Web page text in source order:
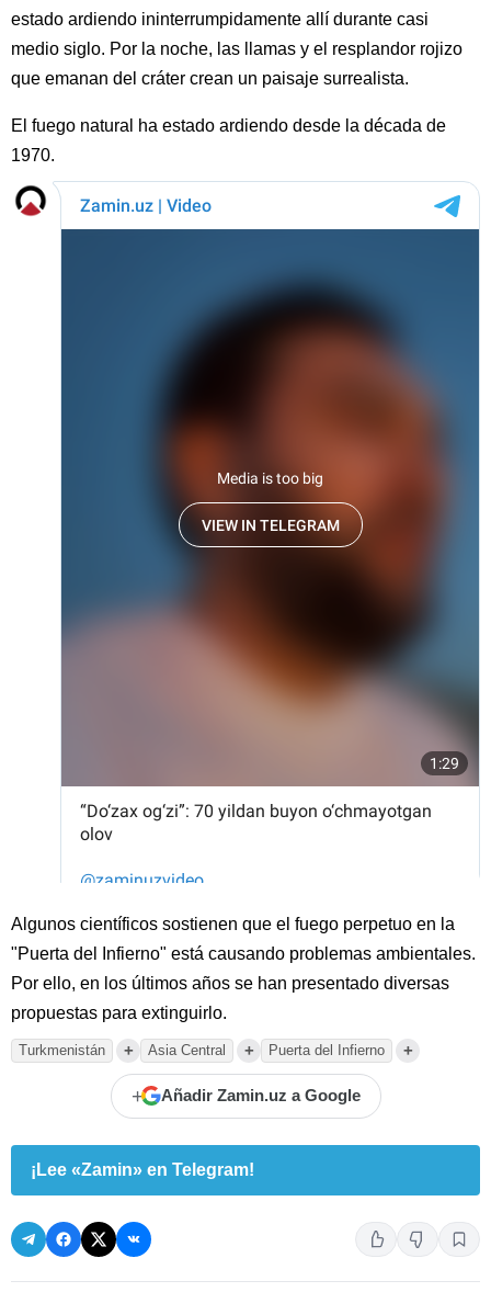
estado ardiendo ininterrumpidamente allí durante casi
medio siglo. Por la noche, las llamas y el resplandor rojizo
que emanan del cráter crean un paisaje surrealista.
El fuego natural ha estado ardiendo desde la década de
1970.
Algunos científicos sostienen que el fuego perpetuo en la
"Puerta del Infierno" está causando problemas ambientales.
Por ello, en los últimos años se han presentado diversas
propuestas para extinguirlo.
Turkmenistán + Asia Central + Puerta del Infierno +
+ Añadir Zamin.uz a Google
¡Lee «Zamin» en Telegram!